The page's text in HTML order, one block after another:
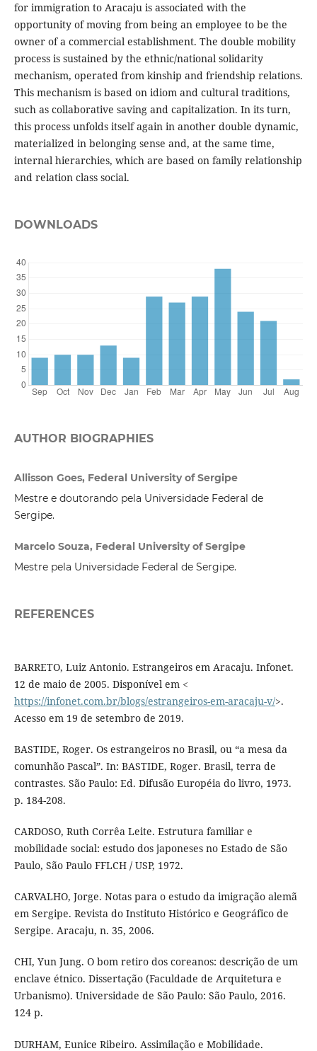
for immigration to Aracaju is associated with the
opportunity of moving from being an employee to be the
owner of a commercial establishment. The double mobility
process is sustained by the ethnic/national solidarity
mechanism, operated from kinship and friendship relations.
This mechanism is based on idiom and cultural traditions,
such as collaborative saving and capitalization. In its turn,
this process unfolds itself again in another double dynamic,
materialized in belonging sense and, at the same time,
internal hierarchies, which are based on family relationship
and relation class social.
DOWNLOADS
AUTHOR BIOGRAPHIES
Allisson Goes, Federal University of Sergipe
Mestre e doutorando pela Universidade Federal de
Sergipe.
Marcelo Souza, Federal University of Sergipe
Mestre pela Universidade Federal de Sergipe.
REFERENCES
BARRETO, Luiz Antonio. Estrangeiros em Aracaju. Infonet.
12 de maio de 2005. Disponível em <
https://infonet.com.br/blogs/estrangeiros-em-aracaju-v/>.
Acesso em 19 de setembro de 2019.
BASTIDE, Roger. Os estrangeiros no Brasil, ou “a mesa da
comunhão Pascal”. In: BASTIDE, Roger. Brasil, terra de
contrastes. São Paulo: Ed. Difusão Européia do livro, 1973.
p. 184-208.
CARDOSO, Ruth Corrêa Leite. Estrutura familiar e
mobilidade social: estudo dos japoneses no Estado de São
Paulo, São Paulo FFLCH / USP, 1972.
CARVALHO, Jorge. Notas para o estudo da imigração alemã
em Sergipe. Revista do Instituto Histórico e Geográfico de
Sergipe. Aracaju, n. 35, 2006.
CHI, Yun Jung. O bom retiro dos coreanos: descrição de um
enclave étnico. Dissertação (Faculdade de Arquitetura e
Urbanismo). Universidade de São Paulo: São Paulo, 2016.
124 p.
DURHAM, Eunice Ribeiro. Assimilação e Mobilidade.